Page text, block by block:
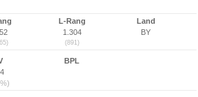
L-Rang
1.304
(891)
Land
BY
BPL